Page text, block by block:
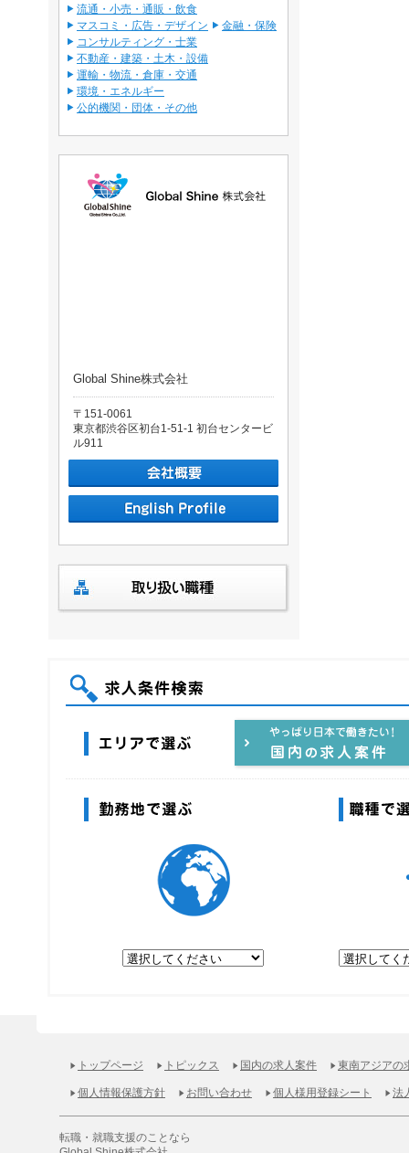
流通・小売・通販・飲食
マスコミ・広告・デザイン
金融・保険
コンサルティング・士業
不動産・建築・土木・設備
運輸・物流・倉庫・交通
環境・エネルギー
公的機関・団体・その他
Global Shine株式会社
〒151-0061
東京都渋谷区初台1-51-1 初台センタービ
ル911
トップページ トピックス 国内の求人案件 東南アジアの
個人情報保護方針 お問い合わせ 個人様用登録シート 法
転職・就職支援のことなら